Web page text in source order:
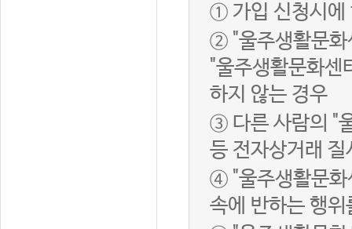
① 가입 신청시에
② "울주생활문화
"울주생활문화센
하지 않는 경우
③ 다른 사람의 "
등 전자상거래
④ "울주생활문화
속에 반하는 행